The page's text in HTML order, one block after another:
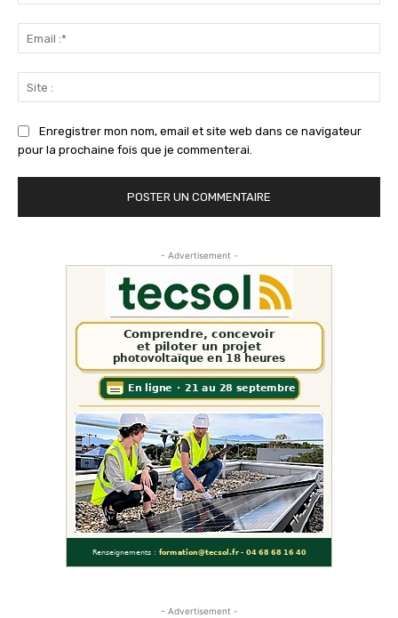
:*
:
Enregistrer mon nom, email et site web dans ce navigateur
pour la prochaine fois que je commenterai.
- Advertisement -
- Advertisement -